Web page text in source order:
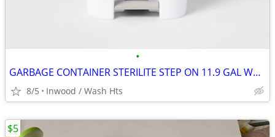
•
GARBAGE CONTAINER STERILITE STEP ON 11.9 GAL WHITE POLYPROPYLENE
8/5 Inwood / Wash Hts
$5